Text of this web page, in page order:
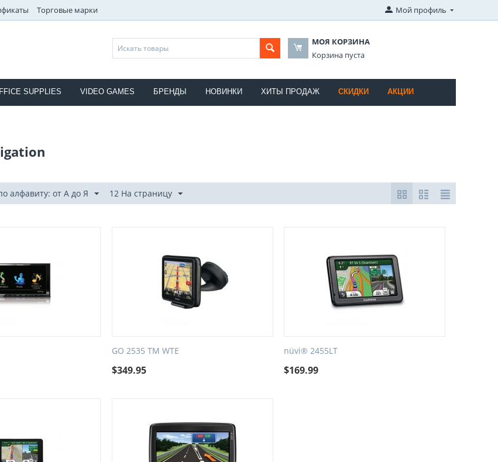
Торговые марки Мой профиль
МОЯ КОРЗИНА
Корзина пуста
SUPPLIES VIDEO GAMES БРЕНДЫ НОВИНКИ ХИТЫ ПРОДАЖ СКИДКИ АКЦИИ
алфавиту: от А до Я 12 На страницу
GO 2535 TM WTE
$349.95
nüvi® 2455LT
$169.99